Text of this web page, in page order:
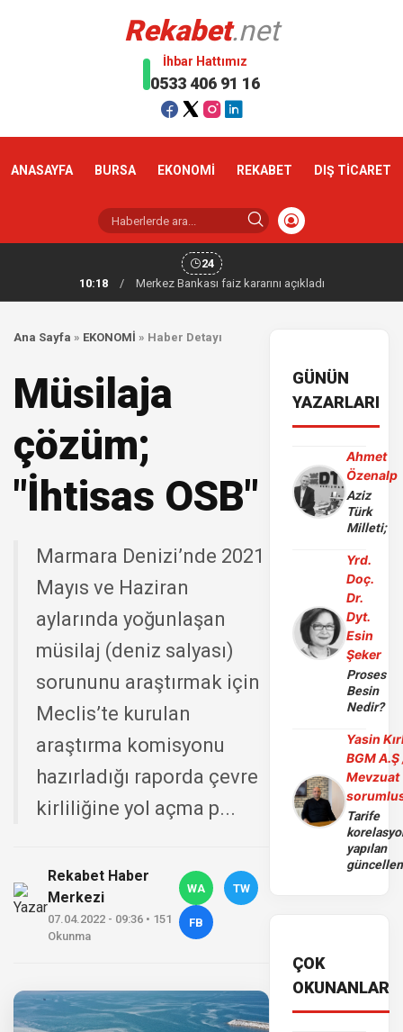
Rekabet.net
İhbar Hattımız
0533 406 91 16
ANASAYFA BURSA EKONOMİ REKABET DIŞ TİCARET
24
10:18
/ Merkez Bankası faiz kararını açıkladı
Ana Sayfa » EKONOMİ » Haber Detayı
Müsilaja
çözüm;
"İhtisas OSB"
Marmara Denizi’nde 2021
Mayıs ve Haziran
aylarında yoğunlaşan
müsilaj (deniz salyası)
sorununu araştırmak için
Meclis’te kurulan
araştırma komisyonu
hazırladığı raporda çevre
kirliliğine yol açma p...
Rekabet Haber
Merkezi
07.04.2022 - 09:36 • 151
Okunma
WA TW
FB
GÜNÜN
YAZARLARI
Ahmet
Özenalp
Aziz
Türk
Milleti;
Yrd.
Doç.
Dr.
Dyt.
Esin
Şeker
Proses
Besin
Nedir?
Yasin
BGM A.Ş
Mevzuat
Tarife
yapılan
ÇOK
OKUNANLAR